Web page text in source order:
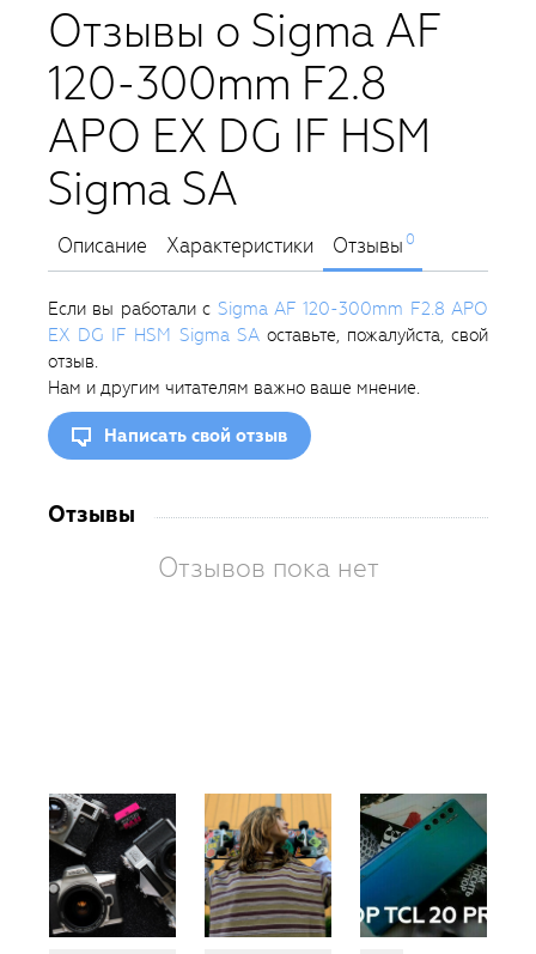
Отзывы о Sigma AF
120-300mm F2.8
APO EX DG IF HSM
Sigma SA
Описание Характеристики Отзывы0
Если вы работали с Sigma AF 120-300mm F2.8 APO
EX DG IF HSM Sigma SAоставьте, пожалуйста, свой
отзыв.
Нам и другим читателям важно ваше мнение.
Написать свой отзыв
Отзывы
Отзывов пока нет